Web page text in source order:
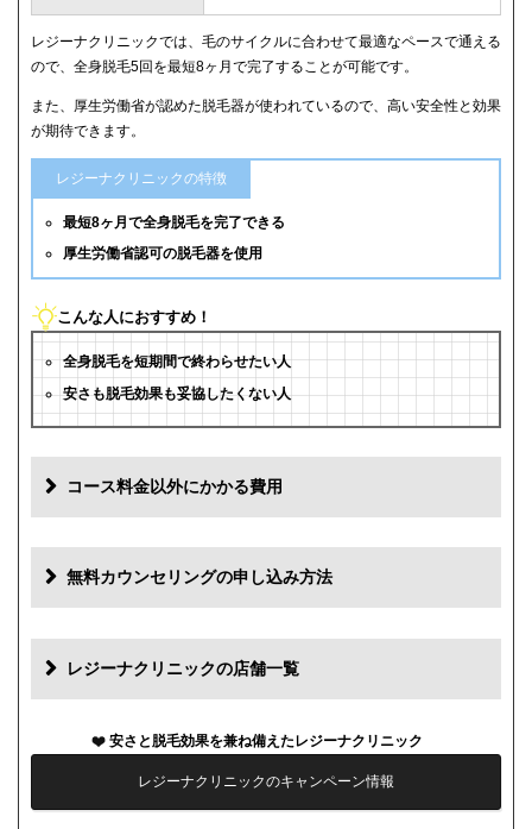
レジーナクリニックでは、毛のサイクルに合わせて最適なペースで通える
ので、全身脱毛5回を最短8ヶ月で完了することが可能です。
また、厚生労働省が認めた脱毛器が使われているので、高い安全性と効果
が期待できます。
レジーナクリニックの特徴
最短8ヶ月で全身脱毛を完了できる
厚生労働省認可の脱毛器を使用
こんな人におすすめ！
全身脱毛を短期間で終わらせたい人
安さも脱毛効果も妥協したくない人
コース料金以外にかかる費用
初診料 0円
再診料 0円
薬代 0円
シェービング代 0円
無料カウンセリングの申し込み方法
レジーナクリニックの店舗一覧
安さと脱毛効果を兼ね備えたレジーナクリニック
レジーナクリニックのキャンペーン情報